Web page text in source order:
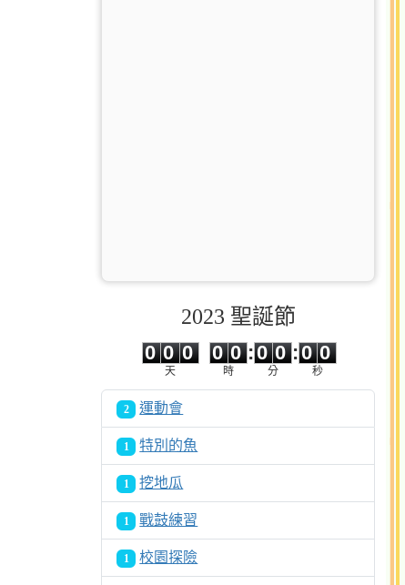
2023 聖誕節
0 0
0
0
天
0
0
0
0
時
:
0
0
0
0
分
:0 0
秒
2 運動會
1 特別的魚
1 挖地瓜
1 戰鼓練習
1 校園探險